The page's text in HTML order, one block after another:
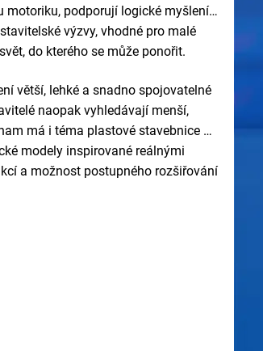
motoriku, podporují logické myšlení a
výzvy, vhodné pro malé
do kterého se může ponořit.
větší, lehké a snadno spojovatelné
naopak vyhledávají menší,
má i téma plastové stavebnice –
modely inspirované reálnými
a možnost postupného rozšiřování